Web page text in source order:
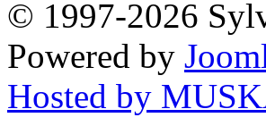
© 1997-2026
Powered by
Hosted by